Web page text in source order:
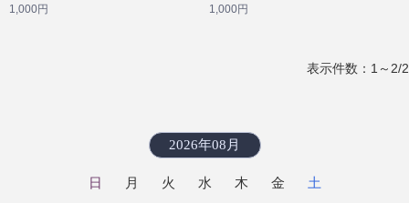
1,000円 1,000円
表示件数：1～2/2
2026年08月
日 月 火 水 木 金
土